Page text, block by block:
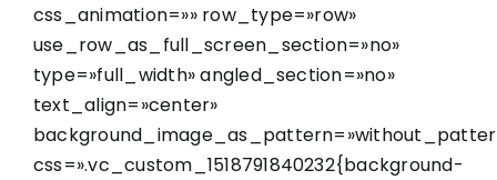
css_animation=»» row_type=»row»
use_row_as_full_screen_section=»no»
type=»full_width» angled_section=»no»
text_align=»center»
css=».vc_custom_1518791840232{background-